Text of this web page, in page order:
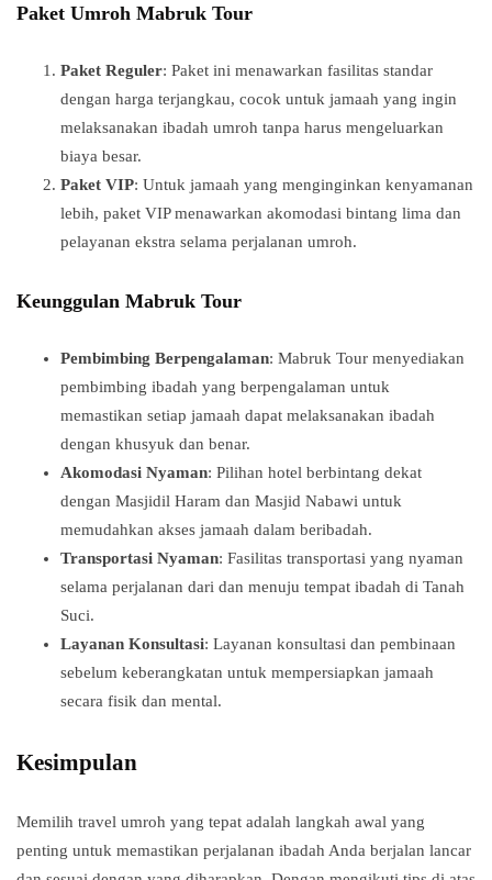
Paket Umroh Mabruk Tour
Paket Reguler: Paket ini menawarkan fasilitas standar
dengan harga terjangkau, cocok untuk jamaah yang ingin
melaksanakan ibadah umroh tanpa harus mengeluarkan
biaya besar.
Paket VIP: Untuk jamaah yang menginginkan kenyamanan
lebih, paket VIP menawarkan akomodasi bintang lima dan
pelayanan ekstra selama perjalanan umroh.
Keunggulan Mabruk Tour
Pembimbing Berpengalaman: Mabruk Tour menyediakan
pembimbing ibadah yang berpengalaman untuk
memastikan setiap jamaah dapat melaksanakan ibadah
dengan khusyuk dan benar.
Akomodasi Nyaman: Pilihan hotel berbintang dekat
dengan Masjidil Haram dan Masjid Nabawi untuk
memudahkan akses jamaah dalam beribadah.
Transportasi Nyaman: Fasilitas transportasi yang nyaman
selama perjalanan dari dan menuju tempat ibadah di Tanah
Suci.
Layanan Konsultasi: Layanan konsultasi dan pembinaan
sebelum keberangkatan untuk mempersiapkan jamaah
secara fisik dan mental.
Kesimpulan
Memilih travel umroh yang tepat adalah langkah awal yang
penting untuk memastikan perjalanan ibadah Anda berjalan lancar